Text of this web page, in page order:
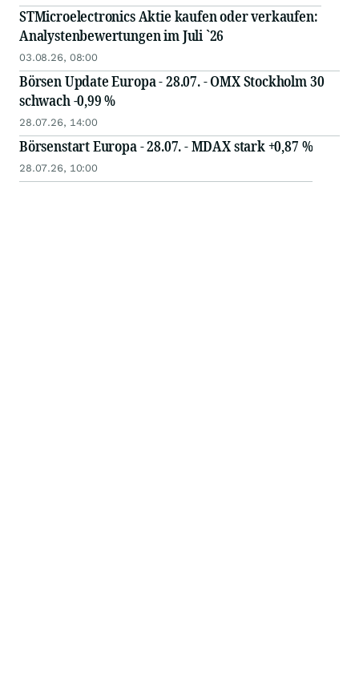
STMicroelectronics Aktie kaufen oder verkaufen:
Analystenbewertungen im Juli `26
03.08.26, 08:00
Börsen Update Europa - 28.07. - OMX Stockholm 30
schwach -0,99 %
28.07.26, 14:00
Börsenstart Europa - 28.07. - MDAX stark +0,87 %
28.07.26, 10:00